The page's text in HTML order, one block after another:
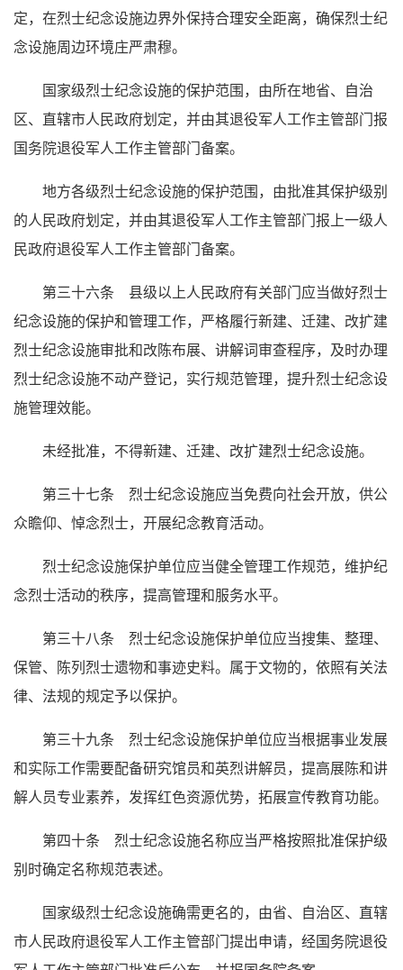
定，在烈士纪念设施边界外保持合理安全距离，确保烈士纪
念设施周边环境庄严肃穆。
国家级烈士纪念设施的保护范围，由所在地省、自治
区、直辖市人民政府划定，并由其退役军人工作主管部门报
国务院退役军人工作主管部门备案。
地方各级烈士纪念设施的保护范围，由批准其保护级别
的人民政府划定，并由其退役军人工作主管部门报上一级人
民政府退役军人工作主管部门备案。
第三十六条 县级以上人民政府有关部门应当做好烈士
纪念设施的保护和管理工作，严格履行新建、迁建、改扩建
烈士纪念设施审批和改陈布展、讲解词审查程序，及时办理
烈士纪念设施不动产登记，实行规范管理，提升烈士纪念设
施管理效能。
未经批准，不得新建、迁建、改扩建烈士纪念设施。
第三十七条 烈士纪念设施应当免费向社会开放，供公
众瞻仰、悼念烈士，开展纪念教育活动。
烈士纪念设施保护单位应当健全管理工作规范，维护纪
念烈士活动的秩序，提高管理和服务水平。
第三十八条 烈士纪念设施保护单位应当搜集、整理、
保管、陈列烈士遗物和事迹史料。属于文物的，依照有关法
律、法规的规定予以保护。
第三十九条 烈士纪念设施保护单位应当根据事业发展
和实际工作需要配备研究馆员和英烈讲解员，提高展陈和讲
解人员专业素养，发挥红色资源优势，拓展宣传教育功能。
第四十条 烈士纪念设施名称应当严格按照批准保护级
别时确定名称规范表述。
国家级烈士纪念设施确需更名的，由省、自治区、直辖
市人民政府退役军人工作主管部门提出申请，经国务院退役